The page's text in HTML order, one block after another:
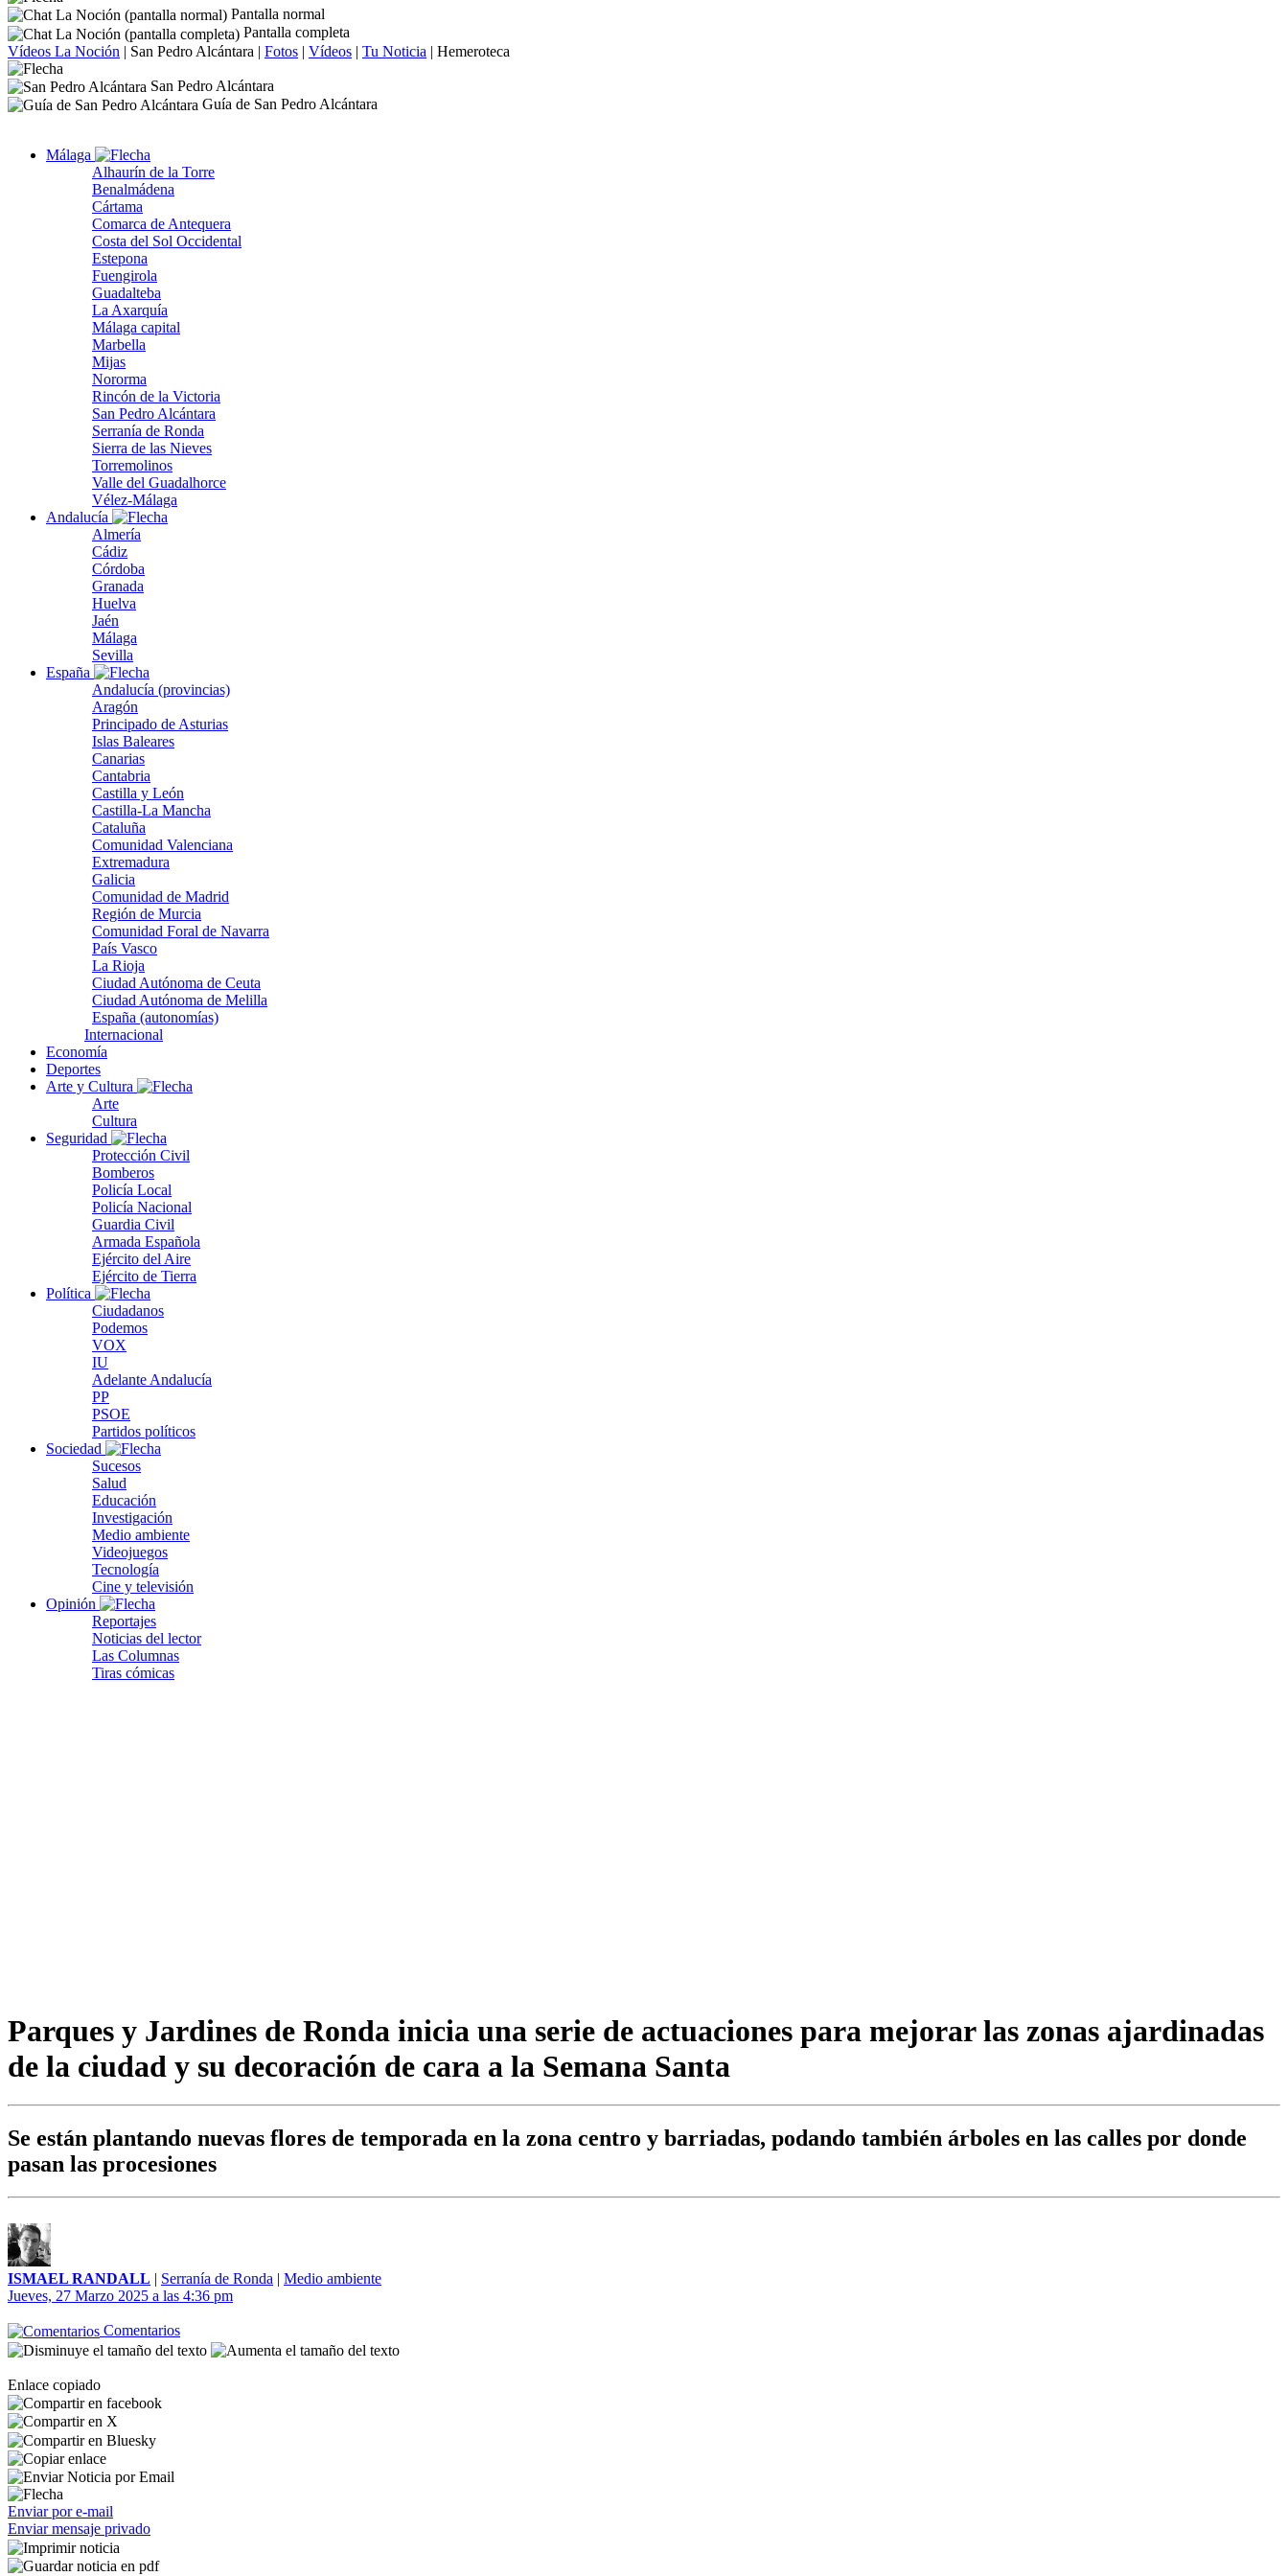
Pantalla normal
Pantalla completa
Vídeos La Noción | San Pedro Alcántara | Fotos | Vídeos | Tu Noticia | Hemeroteca
San Pedro Alcántara
Guía de San Pedro Alcántara
Málaga
Alhaurín de la Torre
Benalmádena
Cártama
Comarca de Antequera
Costa del Sol Occidental
Estepona
Fuengirola
Guadalteba
La Axarquía
Málaga capital
Marbella
Mijas
Nororma
Rincón de la Victoria
San Pedro Alcántara
Serranía de Ronda
Sierra de las Nieves
Torremolinos
Valle del Guadalhorce
Vélez-Málaga
Andalucía
Almería
Cádiz
Córdoba
Granada
Huelva
Jaén
Málaga
Sevilla
España
Andalucía (provincias)
Aragón
Principado de Asturias
Islas Baleares
Canarias
Cantabria
Castilla y León
Castilla-La Mancha
Cataluña
Comunidad Valenciana
Extremadura
Galicia
Comunidad de Madrid
Región de Murcia
Comunidad Foral de Navarra
País Vasco
La Rioja
Ciudad Autónoma de Ceuta
Ciudad Autónoma de Melilla
España (autonomías)
Internacional
Economía
Deportes
Arte y Cultura
Arte
Cultura
Seguridad
Protección Civil
Bomberos
Policía Local
Policía Nacional
Guardia Civil
Armada Española
Ejército del Aire
Ejército de Tierra
Política
Ciudadanos
Podemos
VOX
IU
Adelante Andalucía
PP
PSOE
Partidos políticos
Sociedad
Sucesos
Salud
Educación
Investigación
Medio ambiente
Videojuegos
Tecnología
Cine y televisión
Opinión
Reportajes
Noticias del lector
Las Columnas
Tiras cómicas
Parques y Jardines de Ronda inicia una serie de actuaciones para mejorar las zonas ajardinadas
de la ciudad y su decoración de cara a la Semana Santa
Se están plantando nuevas flores de temporada en la zona centro y barriadas, podando también árboles en las calles por donde
pasan las procesiones
ISMAEL RANDALL | Serranía de Ronda | Medio ambiente
Jueves, 27 Marzo 2025 a las 4:36 pm
Comentarios
Enlace copiado
Enviar por e-mail
Enviar mensaje privado